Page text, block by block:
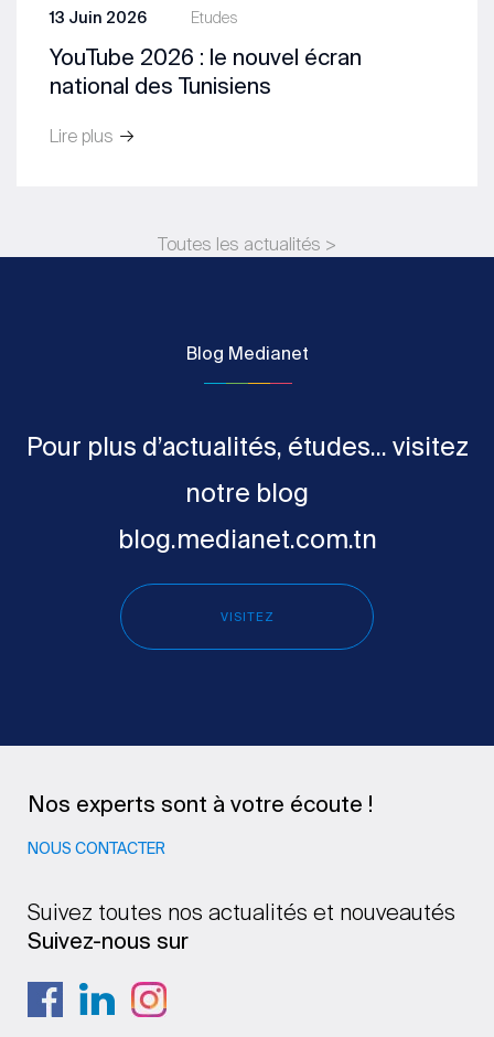
Etudes
13 Juin 2026
YouTube 2026 : le nouvel écran
national des Tunisiens
Lire plus
Toutes les actualités >
Blog Medianet
Pour plus d’actualités, études... visitez
notre blog
blog.medianet.com.tn
VISITEZ
Nos experts sont à votre écoute !
NOUS CONTACTER
Suivez toutes nos actualités et nouveautés
Suivez-nous sur